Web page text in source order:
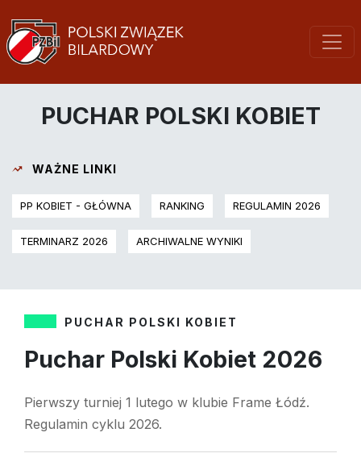
PUCHAR POLSKI KOBIET
WAŻNE LINKI
PP KOBIET - GŁÓWNA RANKING REGULAMIN 2026
TERMINARZ 2026 ARCHIWALNE WYNIKI
PUCHAR POLSKI KOBIET
Puchar Polski Kobiet 2026
Pierwszy turniej 1 lutego w klubie Frame Łódź.
Regulamin cyklu 2026.